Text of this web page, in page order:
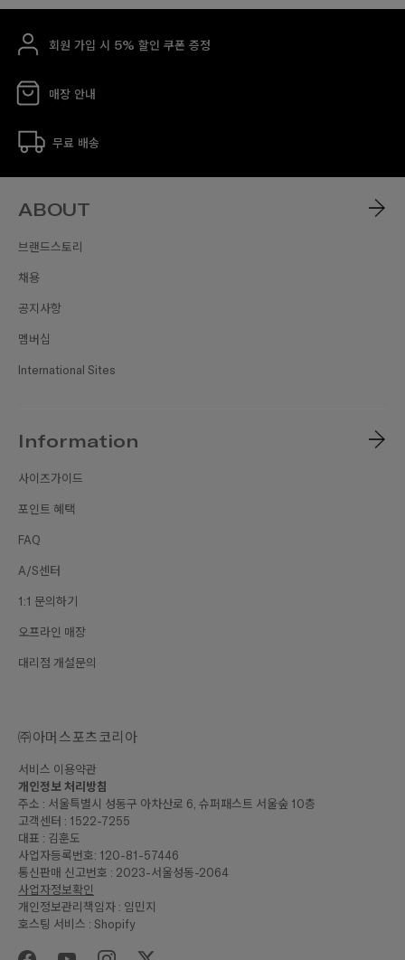
합계
회원 가입 시 5% 할인 쿠폰 증정
매장 안내
무료 배송
ABOUT
브랜드스토리
채용
공지사항
멤버십
International Sites
Information
사이즈가이드
포인트 혜택
FAQ
A/S센터
1:1 문의하기
오프라인 매장
대리점 개설문의
㈜아머스포츠코리아
서비스 이용약관
개인정보 처리방침
주소 : 서울특별시 성동구 아차산로 6, 슈퍼패스트 서울숲 10층
고객센터 : 1522-7255
대표 : 김훈도
사업자등록번호: 120-81-57446
통신판매 신고번호 : 2023-서울성동-2064
사업자정보확인
개인정보관리책임자 : 임민지
호스팅 서비스 : Shopify